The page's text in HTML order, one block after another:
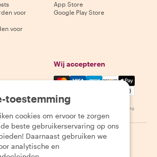
voor
voor
App Store
Google Play Store
Wij accepteren
Mastercard, Visa, Amex,
Beschikbaarheid varieert per bestemming
| Privacybeleid | Cookies | Sitemap
toestemming
cookies om ervoor te zorgen
beste gebruikerservaring op ons
Daarnaast gebruiken we
analytische en